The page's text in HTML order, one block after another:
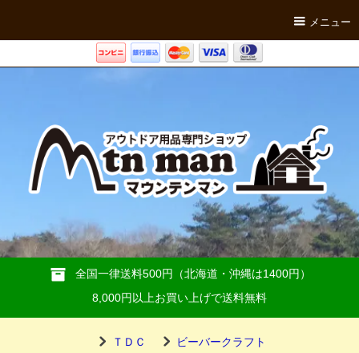
メニュー
全国一律送料500円（北海道・沖縄は1400円）
8,000円以上お買い上げで送料無料
ＴＤＣ
ビーバークラフト